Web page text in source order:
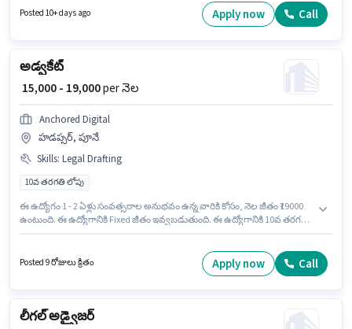
సంవత్సరాల అనుభవం ఉన్న వారికి కోసం, నెల జీతం ₹25000 ఉంటుంది.
Posted 10+ days ago Apply now Call
అడ్వకేట్
₹ 15,000 - 19,000per నెల
Anchored Digital
హడప్సర్, పూనే
Skills: Legal Drafting
10వ తరగతి లోపు
ఈ ఉద్యోగం 1 - 2 ఏళ్లు సంవత్సరాల అనుభవం ఉన్న వారికి కోసం, నెల జీతం ₹19000
ఉంటుంది. ఈ ఉద్యోగానికి Fixed జీతం ఇవ్వబడుతుంది. ఈ ఉద్యోగానికి 10వ తరగతి
లో ఉంది. Anchored Digital చట్టపరమైన విభాగంలో అడ్వకేట్ ఉద్యోగానికి
Posted 9 రోజులు క్రితం Apply now Call
లీగల్ అడ్వైజర్